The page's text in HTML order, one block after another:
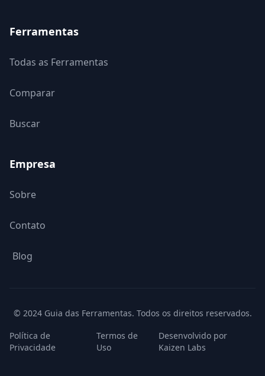
Ferramentas
Todas as Ferramentas
Comparar
Buscar
Empresa
Sobre
Contato
Blog
© 2024 Guia das Ferramentas. Todos os direitos reservados.
Política de
Privacidade
Termos de
Uso
Desenvolvido por
Kaizen Labs